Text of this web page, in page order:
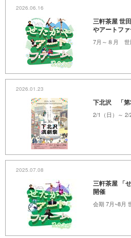
2026.06.16
三軒茶屋 世
やアートフ
2026.01.23
下北沢 「第
2025.07.08
三軒茶屋 「
開催